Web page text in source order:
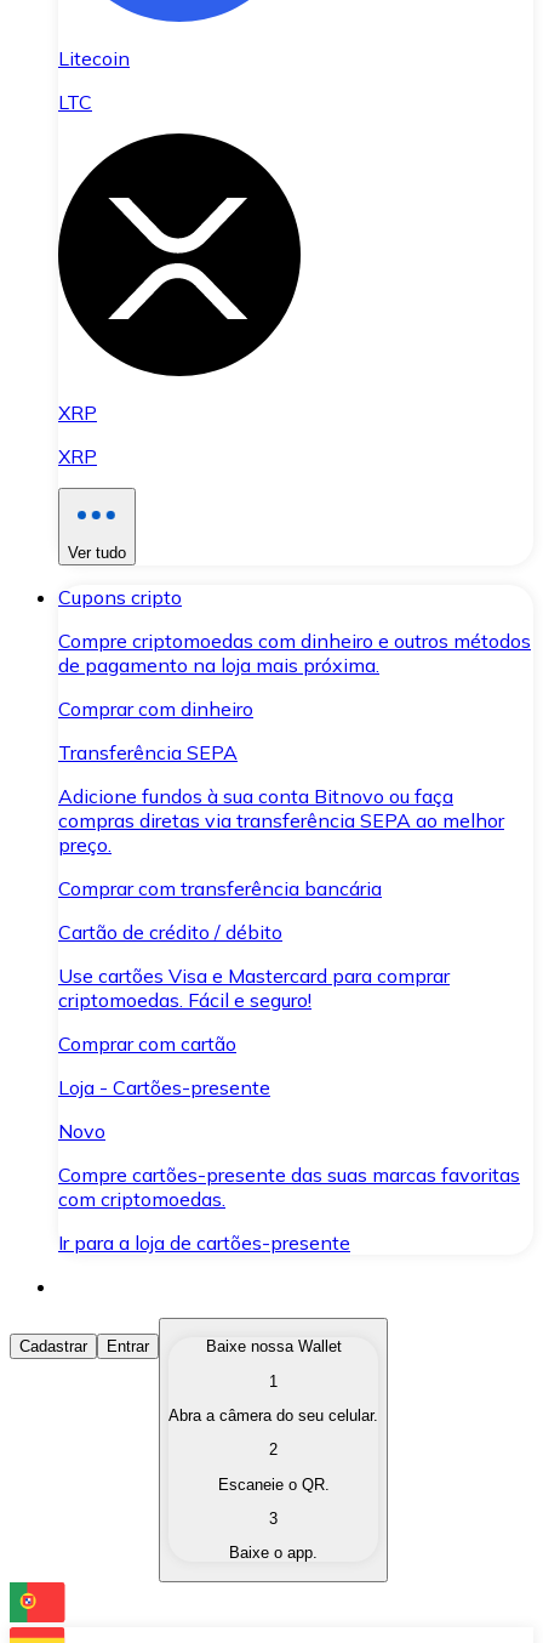
Litecoin
LTC
XRP
XRP
Ver tudo
Cupons cripto
Compre criptomoedas com dinheiro e outros métodos
de pagamento na loja mais próxima.
Comprar com dinheiro
Transferência SEPA
Adicione fundos à sua conta Bitnovo ou faça
compras diretas via transferência SEPA ao melhor
preço.
Comprar com transferência bancária
Cartão de crédito / débito
Use cartões Visa e Mastercard para comprar
criptomoedas. Fácil e seguro!
Comprar com cartão
Loja - Cartões-presente
Novo
Compre cartões-presente das suas marcas favoritas
com criptomoedas.
Ir para a loja de cartões-presente
Comprar Criptomoedas
Compre as criptomoedas de seu interesse de forma
Converta suas criptomoedas em moeda fiduciária
Troque uma criptomoeda por outra
Cadastrar Entrar
Baixe nossa Wallet
1
Abra a câmera do seu celular.
2
Escaneie o QR.
3
Baixe o app.